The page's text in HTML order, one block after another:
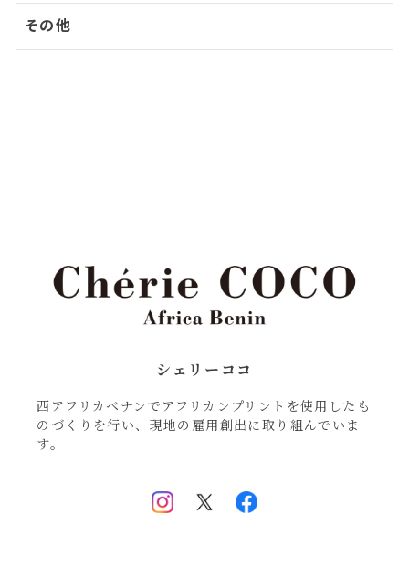
その他
シェリーココ
西アフリカベナンでアフリカンプリントを使用したも
のづくりを行い、現地の雇用創出に取り組んでいま
す。